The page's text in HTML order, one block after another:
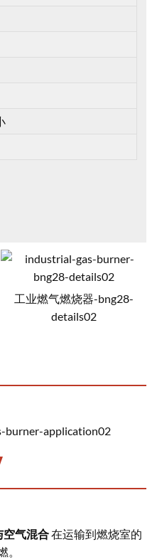
工业燃气燃烧器-bng28-
details02
空气混合在运输到燃烧室的